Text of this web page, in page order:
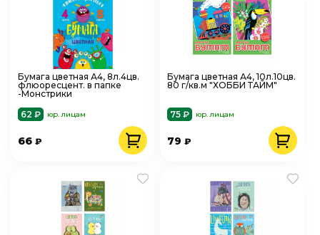
Бумага цветная А4, 8л.4цв.
флюоресцент. в папке
-Монстрики
62 ₽
юр. лицам
66 ₽
Бумага цветная А4, 10л.10цв.
80 г/кв.м "ХОББИ ТАЙМ"
75 ₽ юр. лицам
79₽